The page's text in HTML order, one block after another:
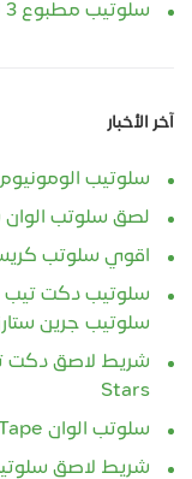
سلوتيب مطبوع 3 لون - شفاف
آخر الأخبار
سلوتيب
لصق سلوتب الوان
اقوي سلوتب
سلوتيب دكت
سلوتيب جرين
Stars
سلوتب الوان Colored Adhesive Tape
شريط لاصق